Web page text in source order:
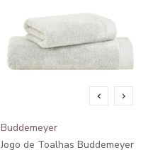
Buddemeyer
Jogo de Toalhas Buddemeyer